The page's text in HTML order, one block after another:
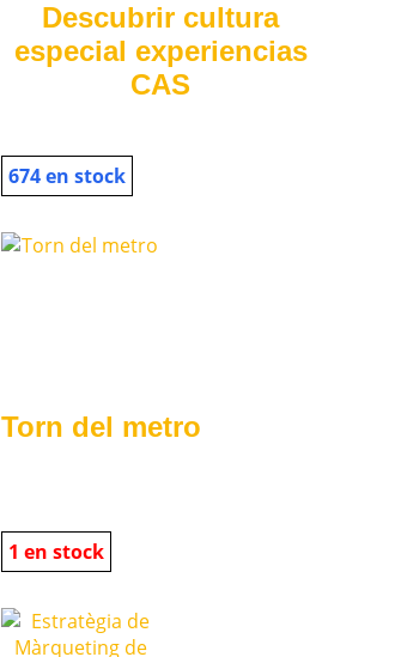
Descubrir cultura
especial experiencias
CAS
674 en stock
Torn del metro
1 en stock